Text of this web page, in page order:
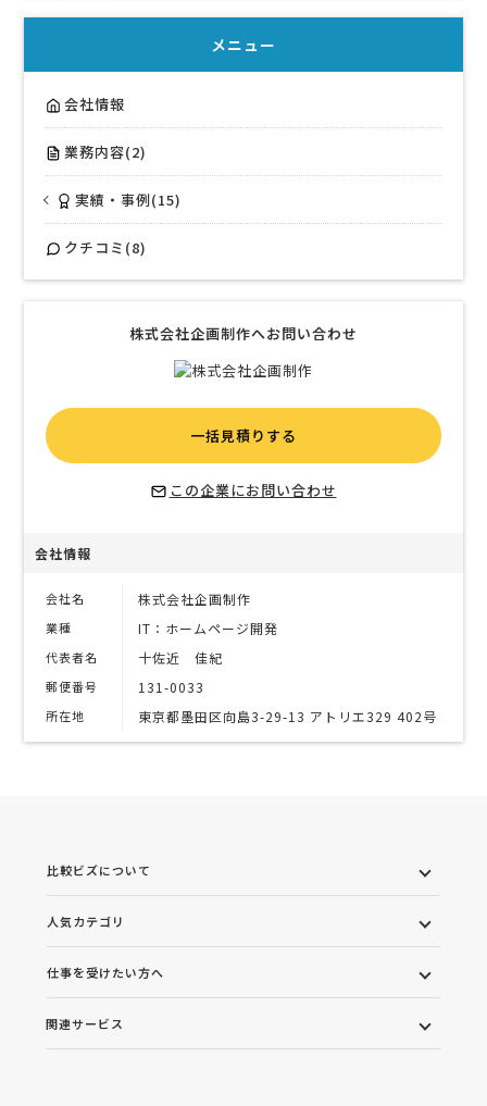
メニュー
会社情報
業務内容(2)
実績・事例(15)
クチコミ(8)
株式会社企画制作へお問い合わせ
一括見積りする
この企業にお問い合わせ
会社情報
会社名 株式会社企画制作
業種 IT：ホームページ開発
代表者名 十佐近 佳紀
郵便番号 131-0033
所在地 東京都墨田区向島3-29-13 アトリエ329 402号
比較ビズについて
人気カテゴリ
仕事を受けたい方へ
関連サービス